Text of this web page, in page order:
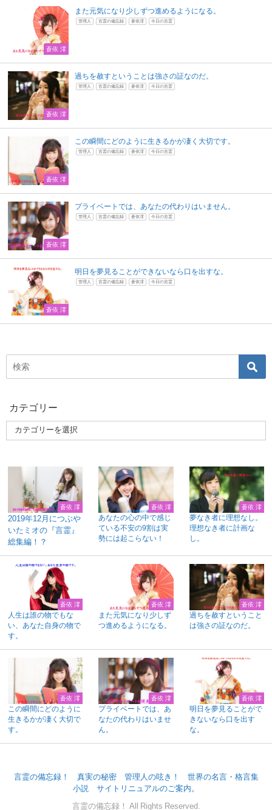
蒼依 澪
また元気になり少しずつ進めるようになる。
管理人 言霊の備忘録 蒼依澪 今日の言霊
蒼依 澪
過ちを赦すということは強さの証なのだ。
管理人 言霊の備忘録 蒼依澪 今日の言霊
蒼依 澪
この瞬間にどのように生きるかが凄く大切です。
管理人 言霊の備忘録 蒼依澪 今日の言霊
蒼依 澪
プライベートでは、あなたの代わりはいません。
管理人 言霊の備忘録 蒼依澪 今日の言霊
蒼依 澪
明日を夢見ることができないなら口を出すな。
管理人 言霊の備忘録 蒼依澪 今日の言霊
カテゴリー
蒼依 澪
2019年12月につぶや
いたミオの『言霊』
総集編！？
蒼依 澪
あなたの心の中で感じ
ている不安の9割は実
勢には起こらない！
蒼依 澪
夢なき者に理想なし。
理想なき者に計画な
し。
蒼依 澪
人生は誰の物でもな
い、あなた自身の物で
す。
蒼依 澪
また元気になり少しず
つ進めるようになる。
蒼依 澪
過ちを赦すということ
は強さの証なのだ。
蒼依 澪
この瞬間にどのように
生きるかが凄く大切で
す。
蒼依 澪
プライベートでは、あ
なたの代わりはいませ
ん。
蒼依 澪
明日を夢見ることがで
きないなら口を出す
な。
言霊の備忘録！ 真実の秘密 管理人の呟き！
世界の名言・格言集
小説
サイトリニュアルのご案内。
言霊の備忘録！ All Rights Reserved.